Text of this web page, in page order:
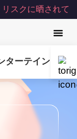
リスクに晒されて
ターテインメント